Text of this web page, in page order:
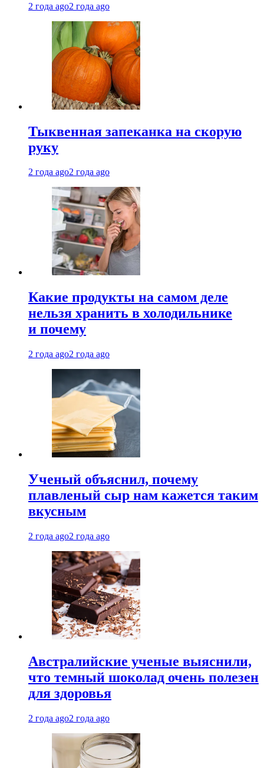
2 года ago2 года ago
Тыквенная запеканка на скорую
руку
2 года ago2 года ago
Какие продукты на самом деле
нельзя хранить в холодильнике
и почему
2 года ago2 года ago
Ученый объяснил, почему
плавленый сыр нам кажется таким
вкусным
2 года ago2 года ago
Австралийские ученые выяснили,
что темный шоколад очень полезен
для здоровья
2 года ago2 года ago